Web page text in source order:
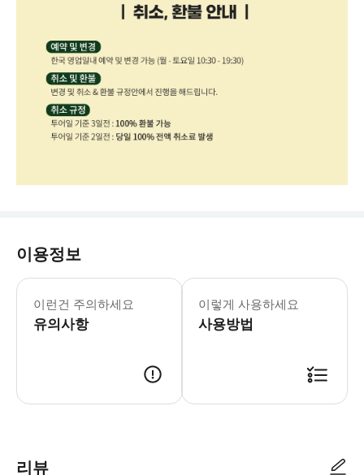
이용정보
이런건 주의하세요
유의사항
- 투어 하루 전, 21시 전에 차량 정보
이렇게 사용하세요
사용방법
리뷰